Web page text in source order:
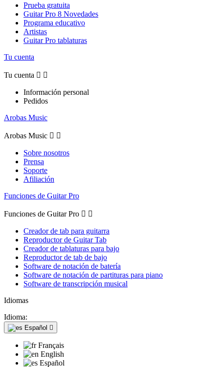
Prueba gratuita
Guitar Pro 8 Novedades
Programa educativo
Artistas
Guitar Pro tablaturas
Tu cuenta
Tu cuenta  
Información personal
Pedidos
Arobas Music
Arobas Music  
Sobre nosotros
Prensa
Soporte
Afiliación
Funciones de Guitar Pro
Funciones de Guitar Pro  
Creador de tab para guitarra
Reproductor de Guitar Tab
Creador de tablaturas para bajo
Reproductor de tab de bajo
Software de notación de batería
Software de notación de partituras para piano
Software de transcripción musical
Idiomas
Idioma:
Español 
Français
English
Español